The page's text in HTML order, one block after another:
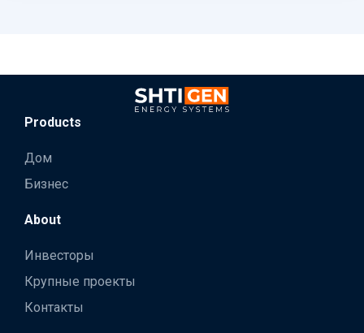
Products
Дом
Бизнес
About
Инвесторы
Крупные проекты
Контакты